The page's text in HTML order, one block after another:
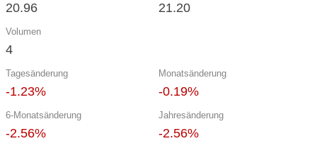
20.96 21.20
Volumen
4
Tagesänderung
-1.23%
Monatsänderung
-0.19%
6-Monatsänderung
-2.56%
Jahresänderung
-2.56%